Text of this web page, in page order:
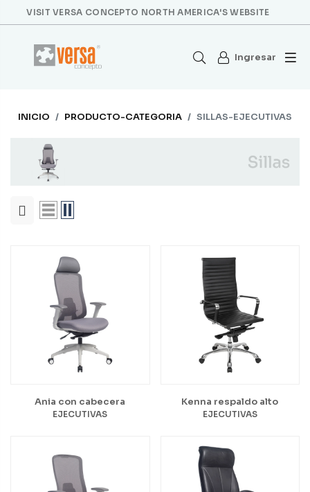
VISIT VERSA CONCEPTO NORTH AMERICA'S WEBSITE
Ingresar
INICIO PRODUCTO-CATEGORIA SILLAS-EJECUTIVAS
Ania con cabecera
EJECUTIVAS
Kenna respaldo alto
EJECUTIVAS